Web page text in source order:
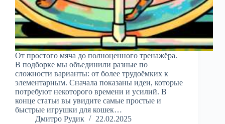
От простого мяча до полноценного тренажёра.
В подборке мы объединили разные по
сложности варианты: от более трудоёмких к
элементарным. Сначала показаны идеи, которые
потребуют некоторого времени и усилий. В
конце статьи вы увидите самые простые и
быстрые игрушки для кошек…
Дмитро Рудик
22.02.2025